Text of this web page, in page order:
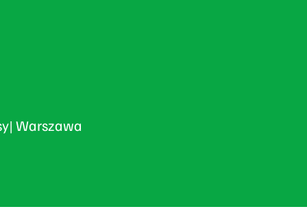
Warszawa